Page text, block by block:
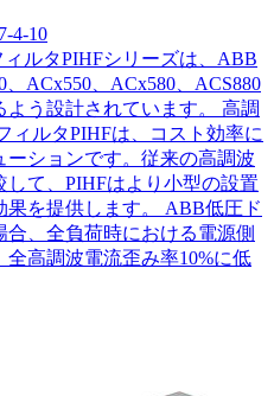
4-10
ルタPIHFシリーズは、ABB
ACx550、ACx580、ACS880
う設計されています。 高調
ィルタPIHFは、コスト効率に
ションです。従来の高調波
して、PIHFはより小型の設置
を提供します。 ABB低圧ド
、全負荷時における電源側
高調波電流歪み率10%に低